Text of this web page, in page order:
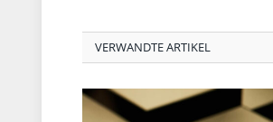
VERWANDTE ARTIKEL